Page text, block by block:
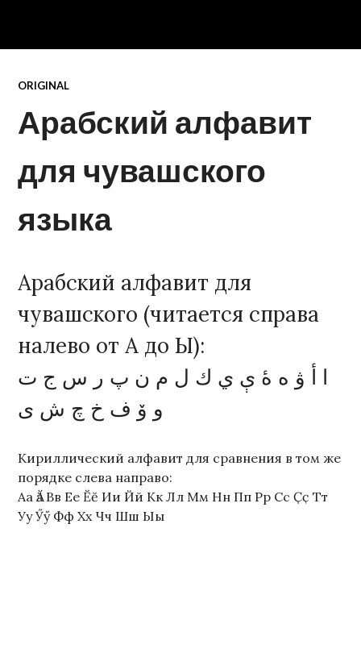
ORIGINAL
Арабский алфавит
для чувашского
языка
Арабский алфавит для
чувашского (читается справа
налево от А до Ы):
ا أ ۋ ە ۀ ې ي ك ل م ن پ ر س ج ت
و؜ ۆ ف خ چ ش ى
Кириллический алфавит для сравнения в том же
порядке слева направо:
Аа Ӑӑ Вв Ее Ӗӗ Ии Йй Кк Лл Мм Нн Пп Рр Сс Ҫҫ Тт
Уу Ӳӳ Фф Хх Чч Шш Ыы